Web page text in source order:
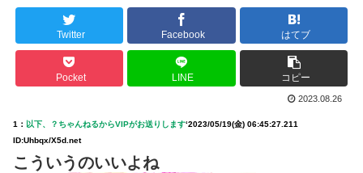
Twitter Facebook はてブ
Pocket LINE コピー
2023.08.26
1： 以下、？ちゃんねるからVIPがお送りします‘2023/05/19(金) 06:45:27.211
ID:Uhbqx/X5d.net
こういうのいいよね